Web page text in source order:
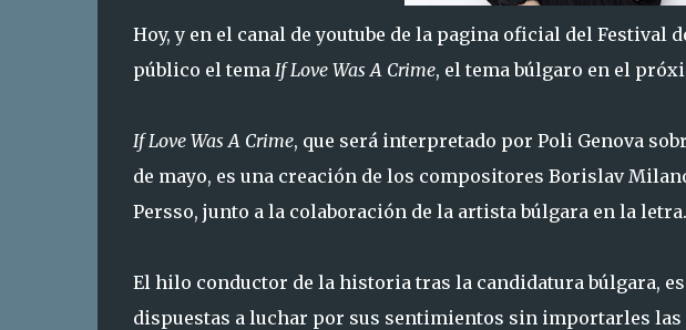
Hoy, y en el canal de youtube de la pagina oficial del Festival
público el tema If Love Was A Crime, el tema búlgaro en el
If Love Was A Crime, que será interpretado por Poli Genova
de mayo, es una creación de los compositores Borislav
Persso, junto a la colaboración de la artista búlgara en la letra.
El hilo conductor de la historia tras la candidatura búlgara,
dispuestas a luchar por sus sentimientos sin importarles